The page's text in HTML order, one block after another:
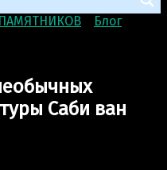
Блог>
Саби ван